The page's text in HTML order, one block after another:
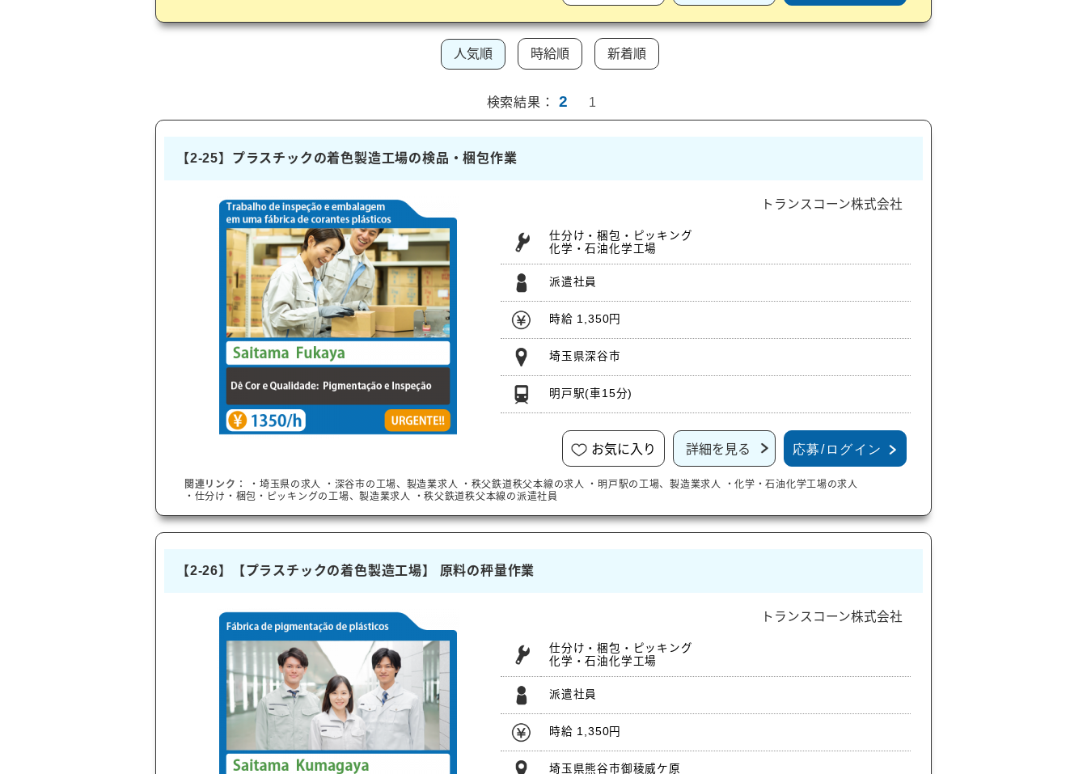
人気順 時給順 新着順
検索結果： 2 1
【2-25】プラスチックの着色製造工場の検品・梱包作業
トランスコーン株式会社
仕分け・梱包・ピッキング
化学・石油化学工場
派遣社員
時給 1,350円
埼玉県深谷市
明戸駅(車15分)
お気に入り 詳細を見る 応募/ログイン
関連リンク： ・ 埼玉県の求人 ・ 深谷市の工場、製造業求人 ・ 秩父鉄道秩父本線 の求人 ・ 明戸駅の工場、製造業求人
・化学・石油化学工場の求人
・仕分け・梱包・ピッキングの工場、製造業求人
・秩父鉄道秩父本線 の派遣社員
【2-26】【プラスチックの着色製造工場】 原料の秤量作業
トランスコーン株式会社
仕分け・梱包・ピッキング
化学・石油化学工場
派遣社員
時給 1,350円
埼玉県熊谷市御稜威ケ原